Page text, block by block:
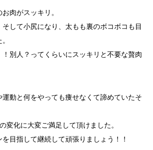
肉がスッキリ。
して小尻になり、太もも裏のボコボコも目
別人？ってくらいにスッキリと不要な贅肉
動と何をやっても痩せなくて諦めていたそ
変化に大変ご満足して頂けました。
目指して継続して頑張りましょう！！